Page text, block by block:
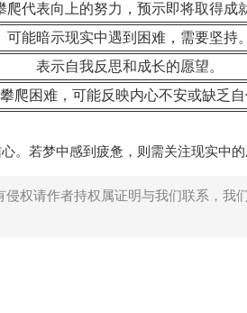
爬代表向上的努力，预示即将取得成
可能暗示现实中遇到困难，需要坚持。
表示自我反思和成长的愿望。
爬困难，可能反映内心不安或缺乏自
。若梦中感到疲惫，则需关注现实中的
权请作者持权属证明与我们联系，我